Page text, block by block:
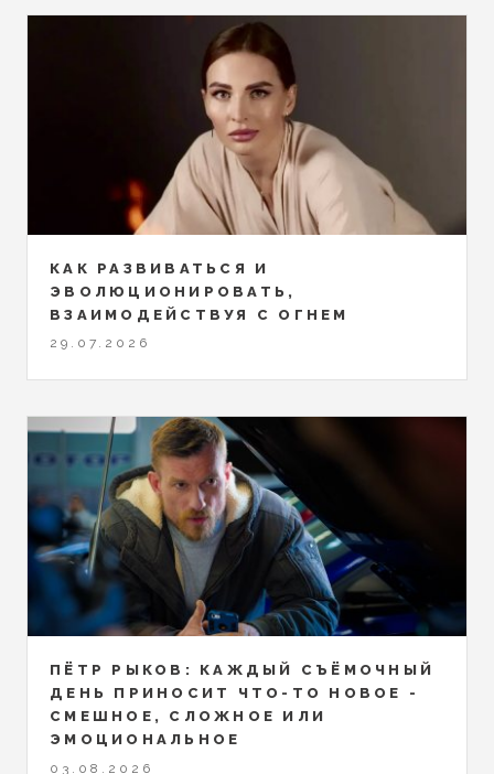
КАК РАЗВИВАТЬСЯ И
ЭВОЛЮЦИОНИРОВАТЬ,
ВЗАИМОДЕЙСТВУЯ С ОГНЕМ
29.07.2026
ПЁТР РЫКОВ: КАЖДЫЙ СЪЁМОЧНЫЙ
ДЕНЬ ПРИНОСИТ ЧТО-ТО НОВОЕ -
СМЕШНОЕ, СЛОЖНОЕ ИЛИ
ЭМОЦИОНАЛЬНОЕ
03.08.2026